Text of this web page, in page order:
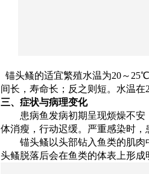
锚头鳋的适宜繁殖水温为20～
间长，寿命长；反之则短。水温在
三、症状与病理变化
患病鱼发病初期呈现烦燥不
体消瘦，行动迟缓。严重感染时，
锚头鳋以头部钻入鱼类的肌
头鳋脱落后会在鱼类的体表上形